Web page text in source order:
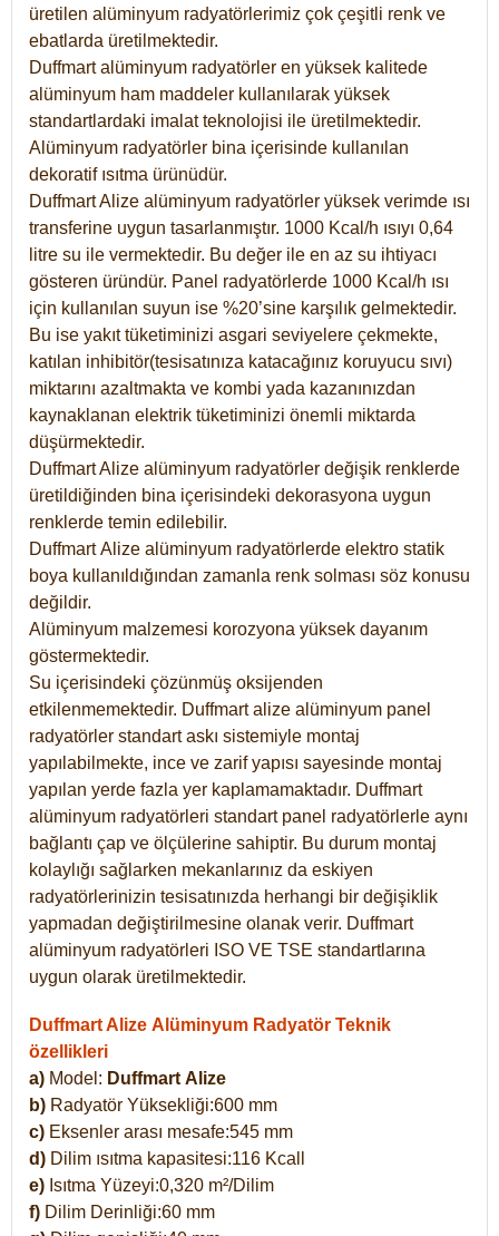
üretilen alüminyum radyatörlerimiz çok çeşitli renk ve
ebatlarda üretilmektedir.
Duffmart alüminyum radyatörler en yüksek kalitede
alüminyum ham maddeler kullanılarak yüksek
standartlardaki imalat teknolojisi ile üretilmektedir.
Alüminyum radyatörler bina içerisinde kullanılan
dekoratif ısıtma ürünüdür.
Duffmart Alize alüminyum radyatörler yüksek verimde ısı
transferine uygun tasarlanmıştır. 1000 Kcal/h ısıyı 0,64
litre su ile vermektedir. Bu değer ile en az su ihtiyacı
gösteren üründür. Panel radyatörlerde 1000 Kcal/h ısı
için kullanılan suyun ise %20’sine karşılık gelmektedir.
Bu ise yakıt tüketiminizi asgari seviyelere çekmekte,
katılan inhibitör(tesisatınıza katacağınız koruyucu sıvı)
miktarını azaltmakta ve kombi yada kazanınızdan
kaynaklanan elektrik tüketiminizi önemli miktarda
düşürmektedir.
Duffmart Alize alüminyum radyatörler değişik renklerde
üretildiğinden bina içerisindeki dekorasyona uygun
renklerde temin edilebilir.
DuffmartAlize alüminyum radyatörlerde elektro statik
boya kullanıldığından zamanla renk solması söz konusu
değildir.
Alüminyum malzemesi korozyona yüksek dayanım
göstermektedir.
Su içerisindeki çözünmüş oksijenden
etkilenmemektedir. Duffmart alize alüminyum panel
radyatörler standart askı sistemiyle montaj
yapılabilmekte, ince ve zarif yapısı sayesinde montaj
yapılan yerde fazla yer kaplamamaktadır. Duffmart
alüminyum radyatörleri standart panel radyatörlerle aynı
bağlantı çap ve ölçülerine sahiptir. Bu durum montaj
kolaylığı sağlarken mekanlarınız da eskiyen
radyatörlerinizin tesisatınızda herhangi bir değişiklik
yapmadan değiştirilmesine olanak verir. Duffmart
alüminyum radyatörleri ISO VE TSE standartlarına
uygun olarak üretilmektedir.
Duffmart Alize Alüminyum Radyatör Teknik
özellikleri
a) Model: Duffmart Alize
b) Radyatör Yüksekliği:600 mm
c) Eksenler arası mesafe:545 mm
d) Dilim ısıtma kapasitesi:116 Kcall
e) Isıtma Yüzeyi:0,320 m²/Dilim
f) Dilim Derinliği:60 mm